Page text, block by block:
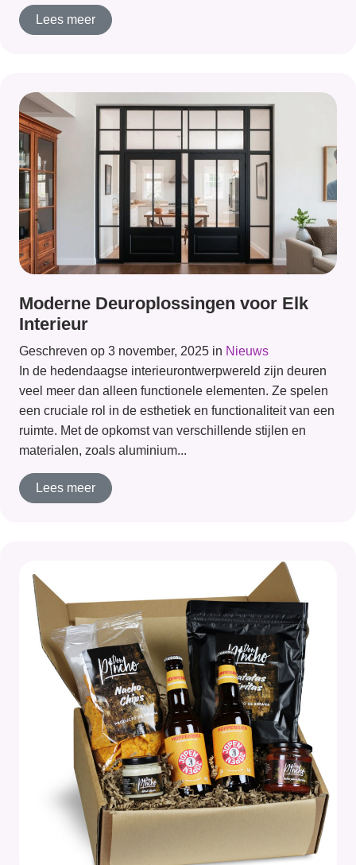
Lees meer
Moderne Deuroplossingen voor Elk
Interieur
Geschreven op 3 november, 2025 in Nieuws
In de hedendaagse interieurontwerpwereld zijn deuren
veel meer dan alleen functionele elementen. Ze spelen
een cruciale rol in de esthetiek en functionaliteit van een
ruimte. Met de opkomst van verschillende stijlen en
materialen, zoals aluminium...
Lees meer